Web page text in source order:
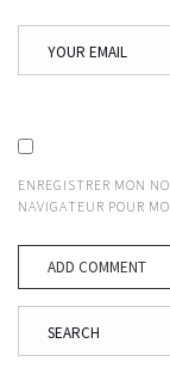
ENREGISTRER MON
NAVIGATEUR POUR